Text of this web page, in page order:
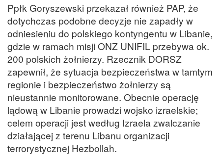
Ppłk Goryszewski przekazał również PAP, że
dotychczas podobne decyzje nie zapadły w
odniesieniu do polskiego kontyngentu w Libanie,
gdzie w ramach misji ONZ UNIFIL przebywa ok.
200 polskich żołnierzy. Rzecznik DORSZ
zapewnił, że sytuacja bezpieczeństwa w tamtym
regionie i bezpieczeństwo żołnierzy są
nieustannie monitorowane. Obecnie operację
lądową w Libanie prowadzi wojsko izraelskie;
celem operacji jest według Izraela zwalczanie
działającej z terenu Libanu organizacji
terrorystycznej Hezbollah.